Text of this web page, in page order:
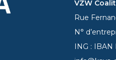
VZW
Rue
N°
ING :